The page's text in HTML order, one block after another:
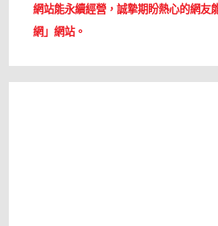
網站能永續經營，誠摯期盼熱心的網友
網」網站。